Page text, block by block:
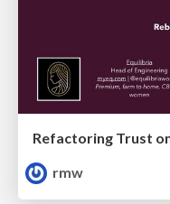
rmw